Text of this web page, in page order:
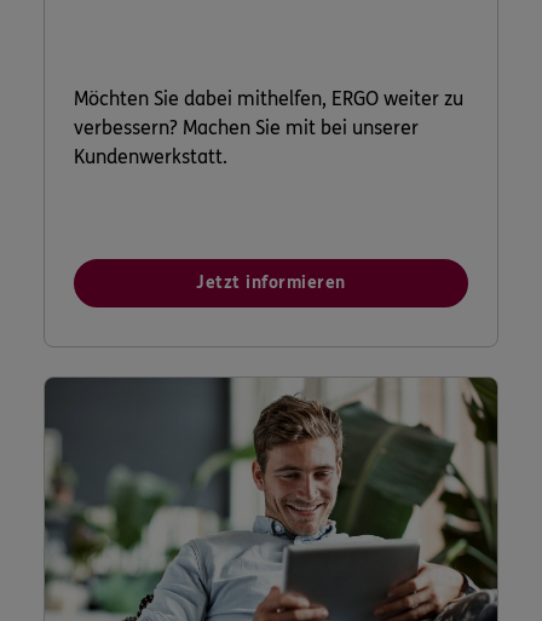
Möchten Sie dabei mithelfen, ERGO weiter zu
verbessern? Machen Sie mit bei unserer
Kundenwerkstatt.
Jetzt informieren